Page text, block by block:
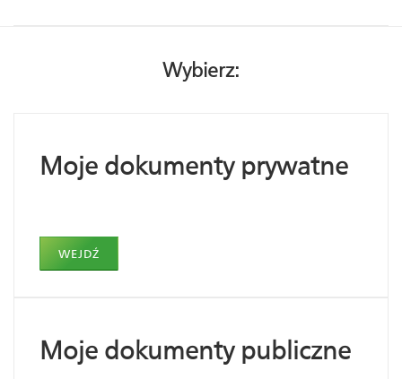
Wybierz:
Moje dokumenty prywatne
WEJDŹ
Moje dokumenty publiczne